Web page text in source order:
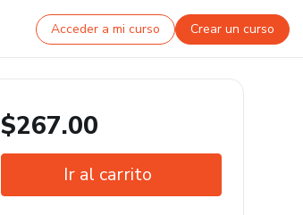
Acceder a mi curso Crear un curso
$267.00
Ir al carrito